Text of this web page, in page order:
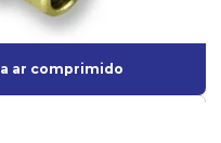
ar comprimido